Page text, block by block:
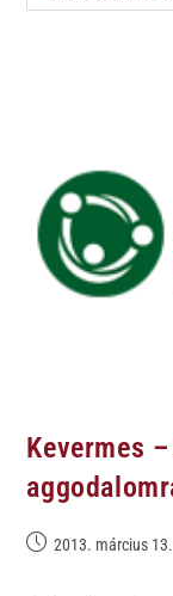
Kevermes
2013. március 13.